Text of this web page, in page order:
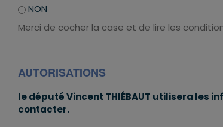
NON
Merci de cocher la case et de lire les
AUTORISATIONS
le député Vincent THIÉBAUT utilisera les
contacter.